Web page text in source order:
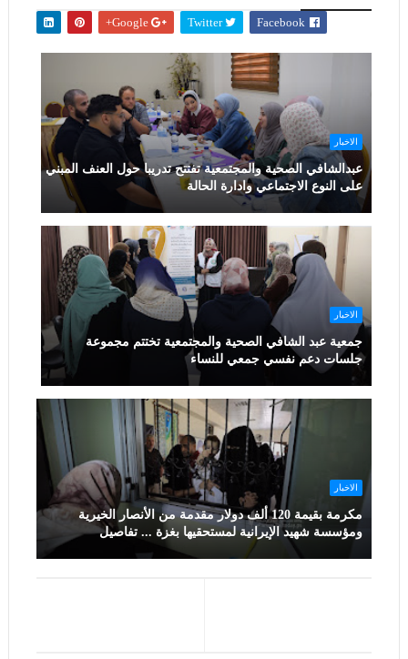
Facebook
Twitter
Google+
الاخبار
عبدالشافي الصحية والمجتمعية تفتتح تدريبا حول العنف المبني
على النوع الاجتماعي وادارة الحالة
الاخبار
جمعية عبد الشافي الصحية والمجتمعية تختتم مجموعة
جلسات دعم نفسي جمعي للنساء
الاخبار
مكرمة بقيمة 120 ألف دولار مقدمة من الأنصار الخيرية
ومؤسسة شهيد الإيرانية لمستحقيها بغزة ... تفاصيل